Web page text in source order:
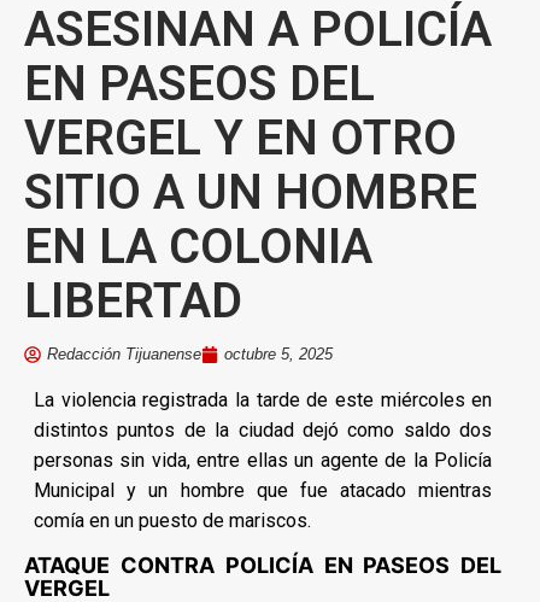
ASESINAN A POLICÍA
EN PASEOS DEL
VERGEL Y EN OTRO
SITIO A UN HOMBRE
EN LA COLONIA
LIBERTAD
Redacción Tijuanense octubre 5, 2025
La violencia registrada la tarde de este miércoles en
distintos puntos de la ciudad dejó como saldo dos
personas sin vida, entre ellas un agente de la Policía
Municipal y un hombre que fue atacado mientras
comía en un puesto de mariscos.
ATAQUE CONTRA POLICÍA EN PASEOS DEL
VERGEL